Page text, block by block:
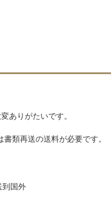
ありがたいです。
類再送の送料が必要です。
国外